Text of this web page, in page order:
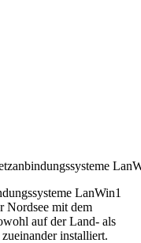
LanWin1
Nordsee mit dem
auf der Land- als
installiert.